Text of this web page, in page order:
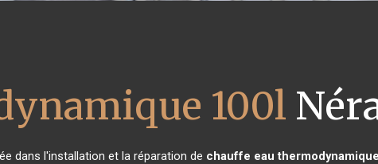
100l
dans l'installation et la réparation de chauffe eau